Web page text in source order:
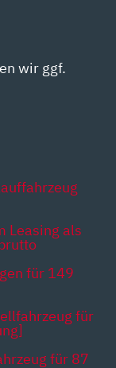
wir ggf.
Leasing als
für 149
für
für 87